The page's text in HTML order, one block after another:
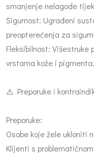
smanjenje nelagode
Sigurnost: Ugrađeni
preopterećenja za
Fleksibilnost:
vrstama kože i pigmenta.
⚠️ Preporuke i
Preporuke:
Osobe koje žele ukloniti
Klijenti s